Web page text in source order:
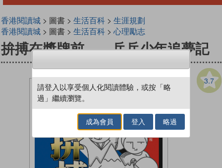
香港閱讀城> 圖書 > 生活百科> 生涯規劃
香港閱讀城> 圖書 > 生活百科> 心理勵志
拚搏在獎牌前——乒乓少年追夢記
3.7
請登入以享受個人化閱讀體驗，或按「略
過」繼續瀏覽。
成為會員 登入 略過